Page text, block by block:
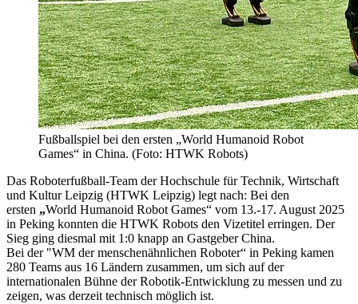
Fußballspiel bei den ersten „World Humanoid Robot
Games“ in China. (Foto: HTWK Robots)
Das Roboterfußball-Team der Hochschule für Technik, Wirtschaft
und Kultur Leipzig (HTWK Leipzig) legt nach: Bei den
ersten „World Humanoid Robot Games“ vom 13.-17. August 2025
in Peking konnten die HTWK Robots den Vizetitel erringen. Der
Sieg ging diesmal mit 1:0 knapp an Gastgeber China.
Bei der "WM der menschenähnlichen Roboter“ in Peking kamen
280 Teams aus 16 Ländern zusammen, um sich auf der
internationalen Bühne der Robotik-Entwicklung zu messen und zu
zeigen, was derzeit technisch möglich ist.